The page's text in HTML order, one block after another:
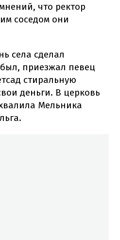
что ректор
соседом они
села сделал
приезжал певец
стиральную
деньги. В церковь
Мельника